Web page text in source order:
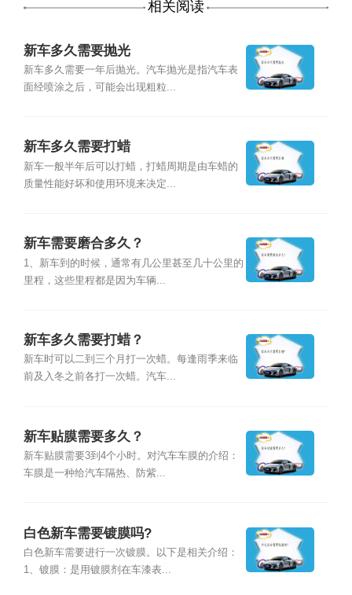
相关阅读
新车多久需要抛光
新车多久需要一年后抛光。汽车抛光是指汽车表
面经喷涂之后，可能会出现粗粒...
新车多久需要打蜡
新车一般半年后可以打蜡，打蜡周期是由车蜡的
质量性能好坏和使用环境来决定...
新车需要磨合多久？
1、新车到的时候，通常有几公里甚至几十公里的
里程，这些里程都是因为车辆...
新车多久需要打蜡？
新车时可以二到三个月打一次蜡。每逢雨季来临
前及入冬之前各打一次蜡。汽车...
新车贴膜需要多久？
新车贴膜需要3到4个小时。对汽车车膜的介绍：
车膜是一种给汽车隔热、防紫...
白色新车需要镀膜吗?
白色新车需要进行一次镀膜。以下是相关介绍：
1、镀膜：是用镀膜剂在车漆表...